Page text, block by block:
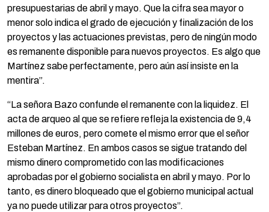
presupuestarias de abril y mayo. Que la cifra sea mayor o
menor solo indica el grado de ejecución y finalización de los
proyectos y las actuaciones previstas, pero de ningún modo
es remanente disponible para nuevos proyectos. Es algo que
Martínez sabe perfectamente, pero aún así insiste en la
mentira”.
“La señora Bazo confunde el remanente con la liquidez. El
acta de arqueo al que se refiere refleja la existencia de 9,4
millones de euros, pero comete el mismo error que el señor
Esteban Martínez. En ambos casos se sigue tratando del
mismo dinero comprometido con las modificaciones
aprobadas por el gobierno socialista en abril y mayo. Por lo
tanto, es dinero bloqueado que el gobierno municipal actual
ya no puede utilizar para otros proyectos”.